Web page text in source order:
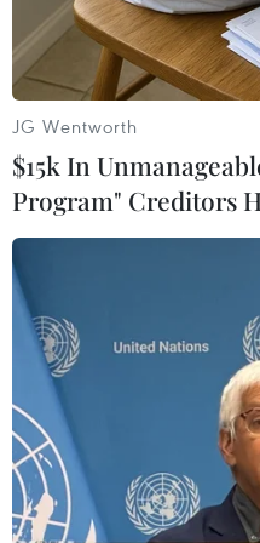
tham dự Hội nghị
Indonesia.
Đại tướng Phan Văn Giang,
Quân ủy Trung ương, Bộ
JG Wentworth
$15k In
Program" Creditors